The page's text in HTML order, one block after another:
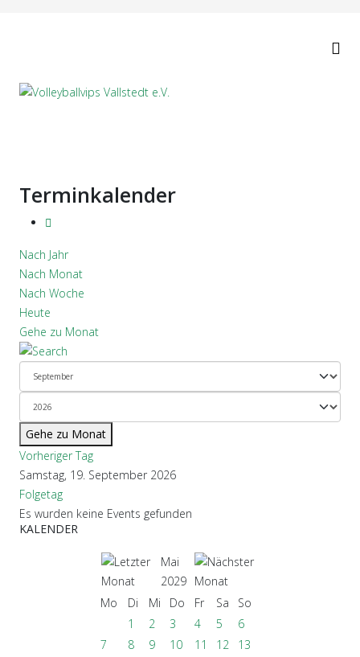
Terminkalender
Nach Jahr
Nach Monat
Nach Woche
Heute
Gehe zu Monat
Gehe zu Monat
Vorheriger Tag
Samstag, 19. September 2026
Folgetag
Es wurden keine Events gefunden
KALENDER
Mai
2029
Mo
Di Mi Do Fr Sa
So
1
2 3 4 5
6
7
8 9 10 11 12
13